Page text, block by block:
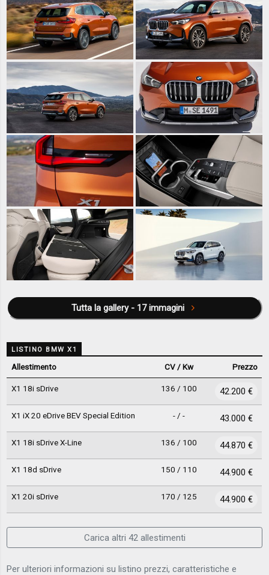
Tutta la gallery - 17 immagini
LISTINO BMW X1
Allestimento CV / Kw Prezzo
X1 18i sDrive 136 / 100 42.200 €
X1 iX 20 eDrive BEV Special Edition - / - 43.000 €
X1 18i sDrive X-Line 136 / 100 44.870 €
X1 18d sDrive 150 / 110 44.900 €
X1 20i sDrive 170 / 125 44.900 €
Carica altri 42 allestimenti
Per ulteriori informazioni su listino prezzi, caratteristiche e